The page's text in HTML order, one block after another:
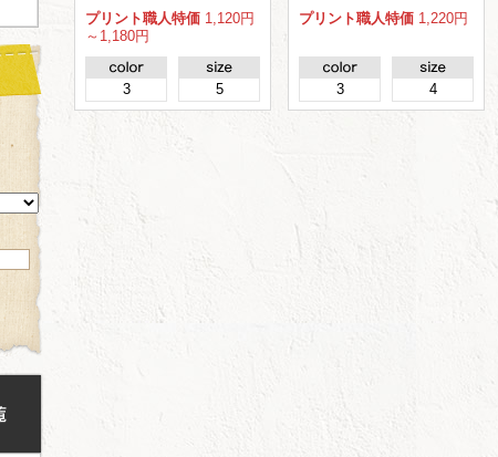
プリント職人特価 1,120円
～1,180円
3 5
プリント職人特価 1,220円
3 4